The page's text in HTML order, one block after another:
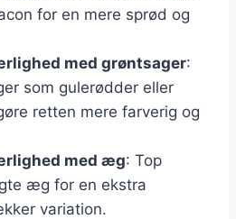
for en mere sprød og
med grøntsager:
som gulerødder eller
retten mere farverig og
med æg: Top
æg for en ekstra
variation.